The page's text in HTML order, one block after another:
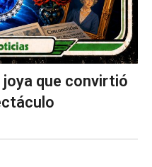
joya que convirtió